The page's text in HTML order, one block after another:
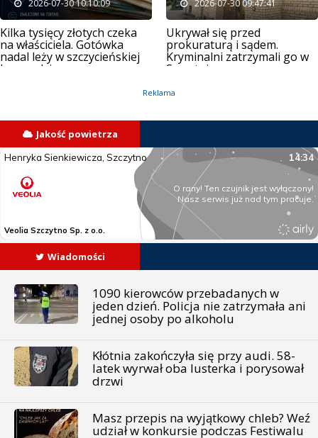
2026-07-30 10:10:09
Kilka tysięcy złotych czeka
na właściciela. Gotówka
nadal leży w szczycieńskiej
komendzie
2026-07-30 09:47:41
Ukrywał się przed
prokuraturą i sądem.
Kryminalni zatrzymali go w
Szczytnie
Reklama
Jakość powietrza
Wiadomości
1090 kierowców przebadanych w
jeden dzień. Policja nie zatrzymała ani
jednej osoby po alkoholu
Kłótnia zakończyła się przy audi. 58-
latek wyrwał oba lusterka i porysował
drzwi
Masz przepis na wyjątkowy chleb? Weź
udział w konkursie podczas Festiwalu